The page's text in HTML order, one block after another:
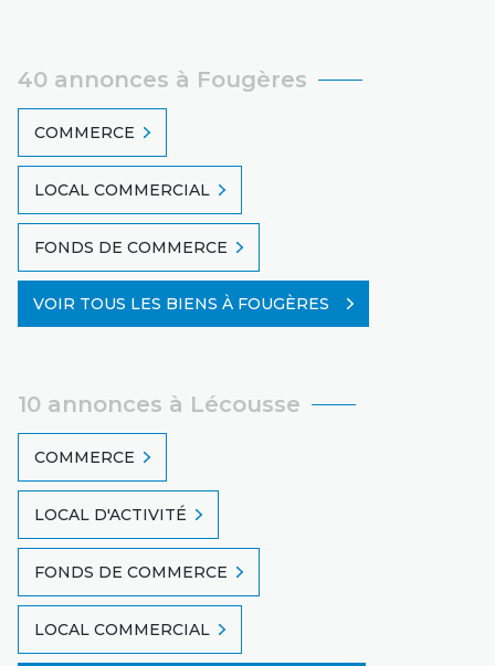
40 annonces à Fougères
COMMERCE
LOCAL COMMERCIAL
FONDS DE COMMERCE
VOIR TOUS LES BIENS À FOUGÈRES
10 annonces à Lécousse
COMMERCE
LOCAL D'ACTIVITÉ
FONDS DE COMMERCE
LOCAL COMMERCIAL